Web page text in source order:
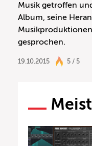
Musik getroffen
Album, seine
gesprochen.
19.10.2015 5 / 5